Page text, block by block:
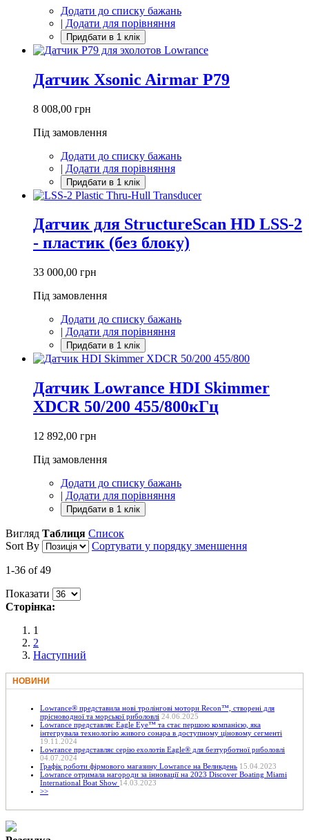
Додати до списку бажань
| Додати для порівняння
Датчик Xsonic Airmar P79
8 008,00 грн
Під замовлення
Додати до списку бажань
| Додати для порівняння
Датчик для StructureScan HD LSS-2
- пластик (без блоку)
33 000,00 грн
Під замовлення
Додати до списку бажань
| Додати для порівняння
Датчик Lowrance HDI Skimmer
XDCR 50/200 455/800кГц
12 892,00 грн
Під замовлення
Додати до списку бажань
| Додати для порівняння
Вигляд Таблиця Список
Sort By
Сортувати у порядку зменшення
1-36 of 49
Показати
Сторінка:
1
2
Наступний
НОВИНИ
Lowrance® представила нові тролінгові мотори Recon™, створені для
прісноводної та морської риболовлі 24.06.2025
Lowrance представляє Eagle Eye™ та стає першою компанією, яка
інтегрувала технологію живого сонара в доступному ціновому сегменті
19.11.2024
Lowrance представляє серію ехолотів Eagle® для безтурботної риболовлі
04.07.2024
Графік роботи фірмового магазину Lowrance на Великдень 15.04.2023
Lowrance отримала нагороди за інновації на 2023 Discover Boating Miami
International Boat Show 14.03.2023
>>